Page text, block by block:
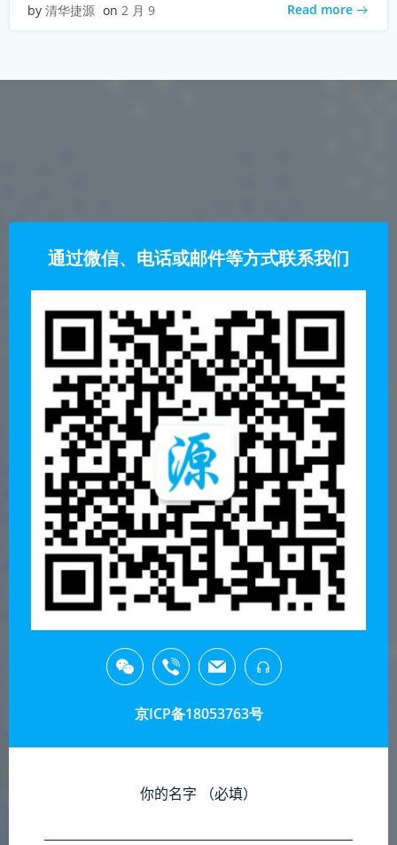
by 清华捷源 on 2 月 9 Read more
通过微信、电话或邮件等方式联系我们
京ICP备18053763号
你的名字 （必填）